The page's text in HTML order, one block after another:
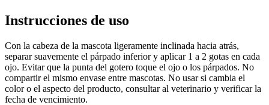
Instrucciones de uso
Con la cabeza de la mascota ligeramente inclinada hacia atrás,
separar suavemente el párpado inferior y aplicar 1 a 2 gotas en cada
ojo. Evitar que la punta del gotero toque el ojo o los párpados. No
compartir el mismo envase entre mascotas. No usar si cambia el
color o el aspecto del producto, consultar al veterinario y verificar la
fecha de vencimiento.